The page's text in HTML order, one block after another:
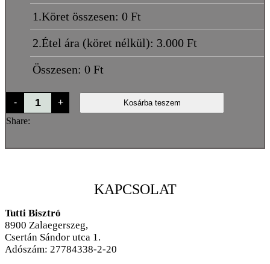
1.Köret összesen: 0 Ft
2.Étel ára (köret nélkül): 3.000 Ft
Összesen: 0 Ft
-
Csirkeburger
mennyiség
+ Kosárba teszem
Share:
KAPCSOLAT
Tutti Bisztró
8900 Zalaegerszeg,
Csertán Sándor utca 1.
Adószám: 27784338-2-20